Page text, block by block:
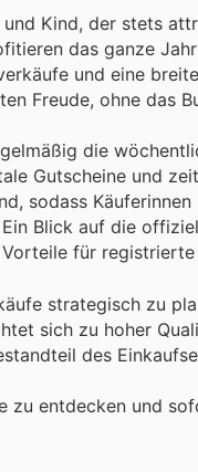
Kind, der stets
das ganze
und eine
Freude, ohne das
die
Gutscheine und
sodass
Blick auf die
für
strategisch zu
sich zu hoher
des
zu entdecken und